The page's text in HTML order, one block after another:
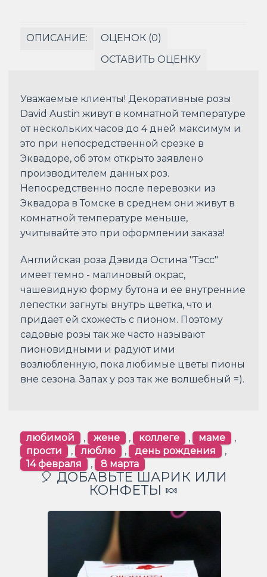
ОПИСАНИЕ:
ОЦЕНОК (0)
ОСТАВИТЬ ОЦЕНКУ
Уважаемые клиенты! Декоративные розы
David Austin живут в комнатной температуре
от нескольких часов до 4 дней максимум и
это при непосредственной срезке в
Эквадоре, об этом открыто заявлено
производителем данных роз.
Непосредственно после перевозки из
Эквадора в Томске в среднем они живут в
комнатной температуре меньше,
учитывайте это при оформлении заказа!
Английская роза Дэвида Остина "Тэсс"
имеет темно - малиновый окрас,
чашевидную форму бутона и ее внутренние
лепестки загнуты внутрь цветка, что и
придает ей схожесть с пионом. Поэтому
садовые розы так же часто называют
пионовидными и радуют ими
возлюбленную, пока любимые цветы пионы
вне сезона. Запах у роз так же волшебный =).
любимой , жене , коллеге , маме
,
прости
, люблю , день рождения
,
14 февраля
, 8 марта
🎈 ДОБАВЬТЕ ШАРИК ИЛИ
КОНФЕТЫ 🍬